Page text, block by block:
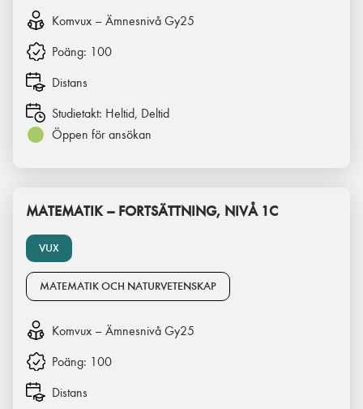
Komvux – Ämnesnivå Gy25
Poäng: 100
Distans
Studietakt: Heltid, Deltid
Öppen för ansökan
VUX
MATEMATIK – FORTSÄTTNING, NIVÅ 1C
MATEMATIK OCH NATURVETENSKAP
Komvux – Ämnesnivå Gy25
Poäng: 100
Distans